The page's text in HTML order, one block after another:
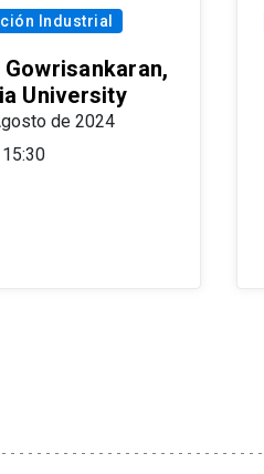
Industrial
Gowrisankaran,
University
de 2024